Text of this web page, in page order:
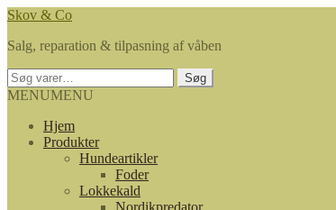
Spring
navigation
Spring
indhold
Skov & Co
Salg, reparation & tilpasning af våben
Søg
efter:
Søg
MENUMENU
Hjem
Produkter
Hundeartikler
Foder
Lokkekald
Nordikpredator